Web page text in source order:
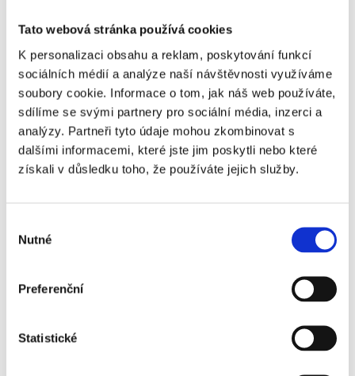
Tato webová stránka používá cookies
K personalizaci obsahu a reklam, poskytování funkcí
sociálních médií a analýze naší návštěvnosti využíváme
soubory cookie. Informace o tom, jak náš web používáte,
sdílíme se svými partnery pro sociální média, inzerci a
analýzy. Partneři tyto údaje mohou zkombinovat s
dalšími informacemi, které jste jim poskytli nebo které
získali v důsledku toho, že používáte jejich služby.
souhlasu
Nutné
Preferenční
Statistické
administrativa a
nahlašování?
S námi ušetříte 960h ročně a budete v klidu
spát, že nemusíte řešit
odvádět místní poplatky,
Poptat správu krátkodobých pronájmů